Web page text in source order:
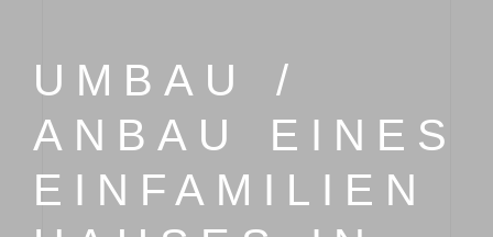
UMBAU /
ANBAU EINES
EINFAMILIEN